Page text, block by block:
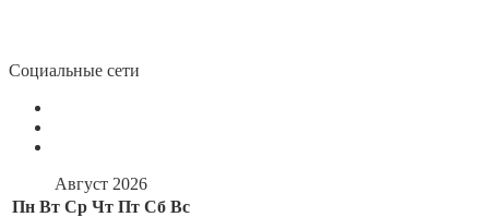
Социальные сети
Август 2026
Пн Вт Ср Чт Пт Сб Вс